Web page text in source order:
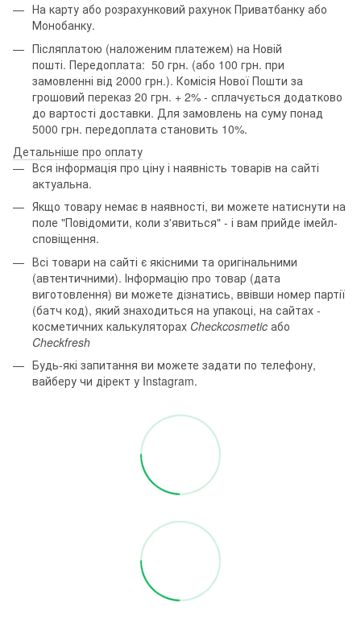
На карту або розрахунковий рахунок Приватбанку або
Монобанку.
Післяплатою (наложеним платежем) на Новій
пошті. Передоплата: 50 грн. (або 100 грн. при
замовленні від 2000 грн.). Комісія Нової Пошти за
грошовий переказ 20 грн. + 2% - сплачується додатково
до вартості доставки. Для замовлень на суму понад
5000 грн. передоплата становить 10%.
Детальніше про оплату
Вся інформація про ціну і наявність товарів на сайті
актуальна.
Якщо товару немає в наявності, ви можете натиснути на
поле "Повідомити, коли з'явиться" - і вам прийде імейл-
сповіщення.
Всі товари на сайті є якісними та оригінальними
(автентичними). Інформацію про товар (дата
виготовлення) ви можете дізнатись, ввівши номер партії
(батч код), який знаходиться на упакоці, на сайтах -
косметичних калькуляторах Checkcosmetic або
Checkfresh
Будь-які запитання ви можете задати по телефону,
вайберу чи дірект у Instagram.